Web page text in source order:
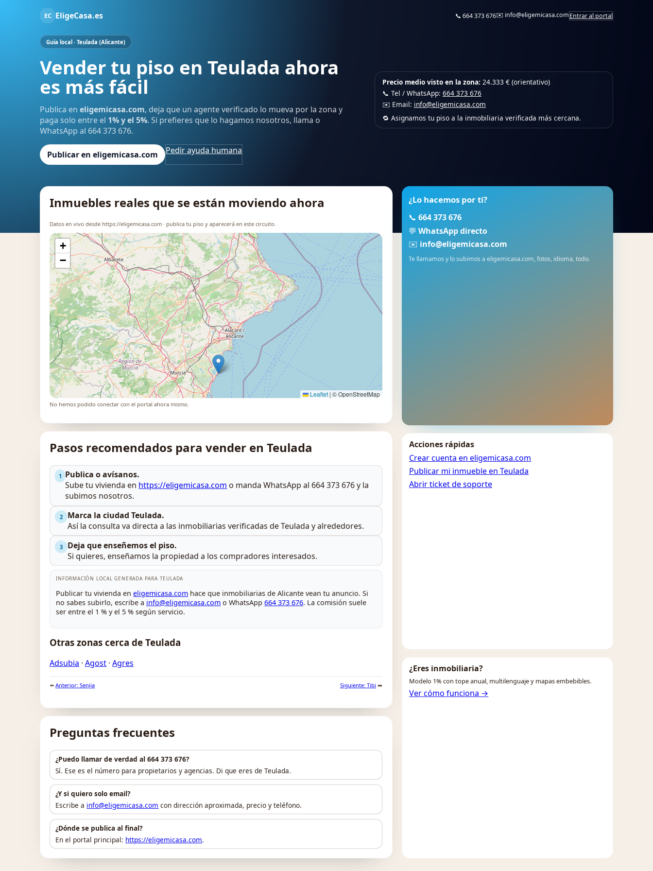
EC EligeCasa.es 📞 664 373 676✉️ info@eligemicasa.comEntrar al portal
Guía local · Teulada (Alicante)
Vender tu piso en Teulada ahora
es más fácil
Publica en eligemicasa.com, deja que un agente verificado lo mueva por la zona y
paga solo entre el 1% y el 5%. Si prefieres que lo hagamos nosotros, llama o
WhatsApp al 664 373 676.
Publicar en eligemicasa.com Pedir ayuda humana
Precio medio visto en la zona: 24.333 € (orientativo)
📞 Tel / WhatsApp: 664 373 676
✉️ Email: info@eligemicasa.com
🔁 Asignamos tu piso a la inmobiliaria verificada más cercana.
Inmuebles reales que se están moviendo ahora
Datos en vivo desde https://eligemicasa.com · publica tu piso y aparecerá en este circuito.
+
−
Leaflet | © OpenStreetMap
📍 Usar este mapa
No hemos podido conectar con el portal ahora mismo.
Pasos recomendados para vender en Teulada
1 Publica o avísanos.
Sube tu vivienda en https://eligemicasa.com o manda WhatsApp al 664 373 676 y la
subimos nosotros.
2
Marca la ciudad Teulada.
Así la consulta va directa a las inmobiliarias verificadas de Teulada y alrededores.
3
Deja que enseñemos el piso.
Si quieres, enseñamos la propiedad a los compradores interesados.
INFORMACIÓN LOCAL GENERADA PARA TEULADA
Publicar tu vivienda eneligemicasa.com hace que inmobiliarias de Alicante vean tu anuncio. Si
no sabes subirlo, escribe a info@eligemicasa.com o WhatsApp664 373 676. La comisión suele
ser entre el 1 % y el 5 % según servicio.
Otras zonas cerca de Teulada
Adsubia ·Agost ·Agres
⬅️Anterior: Senija Siguiente: Tibi ➡️
Preguntas frecuentes
¿Puedo llamar de verdad al 664 373 676?
Sí. Ese es el número para propietarios y agencias. Di que eres de Teulada.
¿Y si quiero solo email?
Escribe a info@eligemicasa.com con dirección aproximada, precio y teléfono.
¿Dónde se publica al final?
En el portal principal: https://eligemicasa.com.
¿Lo hacemos por ti?
📞664 373 676
💬WhatsApp directo
✉️ info@eligemicasa.com
Te llamamos y lo subimos a eligemicasa.com, fotos, idioma, todo.
Acciones rápidas
Crear cuenta en eligemicasa.com
Publicar mi inmueble en Teulada
Abrir ticket de soporte
¿Eres inmobiliaria?
Modelo 1% con tope anual, multilenguaje y mapas embebibles.
Ver cómo funciona →